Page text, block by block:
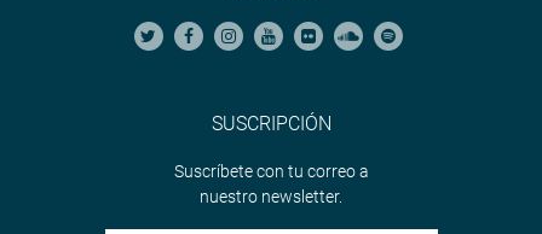
SUSCRIPCIÓN
Suscríbete con tu correo a
nuestro newsletter.